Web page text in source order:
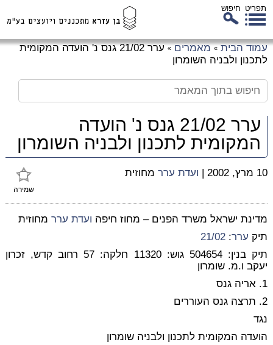
תפריט חיפוש
עמוד הבית » מאמרים »
ערר 21/02 גנס נ' הועדה המקומית
לתכנון ולבניה השומרון
ערר 21/02 גנס נ' הועדה
המקומית לתכנון ולבניה השומרון
שמירה
10 מרץ, 2002 | ועדת עררמחוזית
מדינת ישראל משרד הפנים – מחוז חיפה ועדת עררמחוזית
תיק ערר:
21/02
תיק בנין: 504654 גוש: 11320 חלקה: 57 רחוב קדש, זכרון
יעקב ו.מ. שומרון
1. אריה גנס
2. תרצה גנס העוררים
נגד
הועדה המקומית לתכנון ולבניה שומרון